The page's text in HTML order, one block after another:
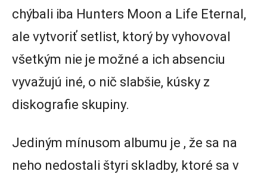
chýbali iba Hunters Moon a Life Eternal,
ale vytvoriť setlist, ktorý by vyhovoval
všetkým nie je možné a ich absenciu
vyvažujú iné, o nič slabšie, kúsky z
diskografie skupiny.
Jediným mínusom albumu je , že sa na
neho nedostali štyri skladby, ktoré sa v